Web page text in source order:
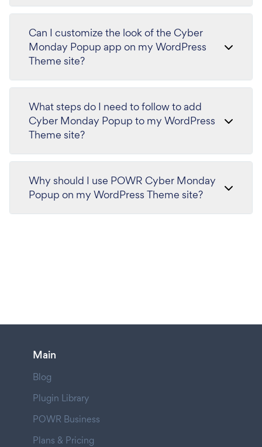
Can I customize the look of the Cyber
Monday Popup app on my WordPress
Theme site?
What steps do I need to follow to add
Cyber Monday Popup to my WordPress
Theme site?
Why should I use POWR Cyber Monday
Popup on my WordPress Theme site?
Main
Blog
Plugin Library
POWR Business
Plans & Pricing